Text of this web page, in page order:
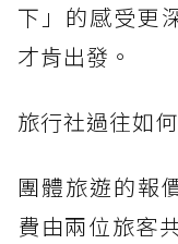
下」的感受更
才肯出發。
旅行社過往如
團體旅遊的報
費由兩位旅客